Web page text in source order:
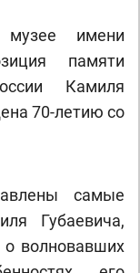
имени
памяти
Камиля
70-летию со
самые
Губаевича,
волновавших